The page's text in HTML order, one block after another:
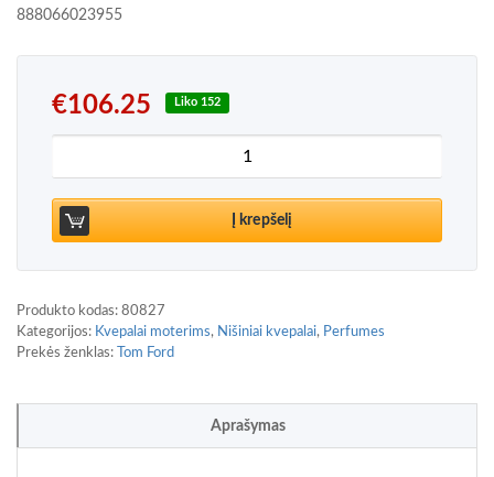
888066023955
€106.25 Liko 152
produkto kiekis: Tom Ford Velvet Orchid Eau De
Į krepšelį
Produkto kodas: 80827
Kategorijos: Kvepalai moterims, Nišiniai kvepalai, Perfumes
Prekės ženklas:
Tom Ford
Aprašymas